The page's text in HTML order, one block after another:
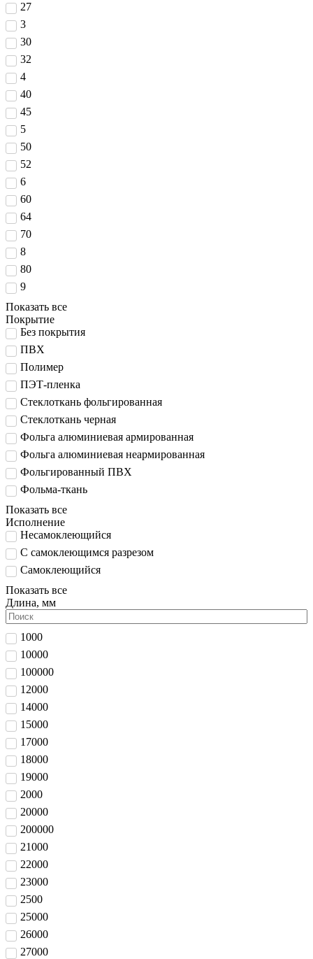
27
3
30
32
4
40
45
5
50
52
6
60
64
70
8
80
9
Показать все
Покрытие
Без покрытия
ПВХ
Полимер
ПЭТ-пленка
Стеклоткань фольгированная
Стеклоткань черная
Фольга алюминиевая армированная
Фольга алюминиевая неармированная
Фольгированный ПВХ
Фольма-ткань
Показать все
Исполнение
Несамоклеющийся
С самоклеющимся разрезом
Самоклеющийся
Показать все
Длина, мм
1000
10000
100000
12000
14000
15000
17000
18000
19000
2000
20000
200000
21000
22000
23000
2500
25000
26000
27000